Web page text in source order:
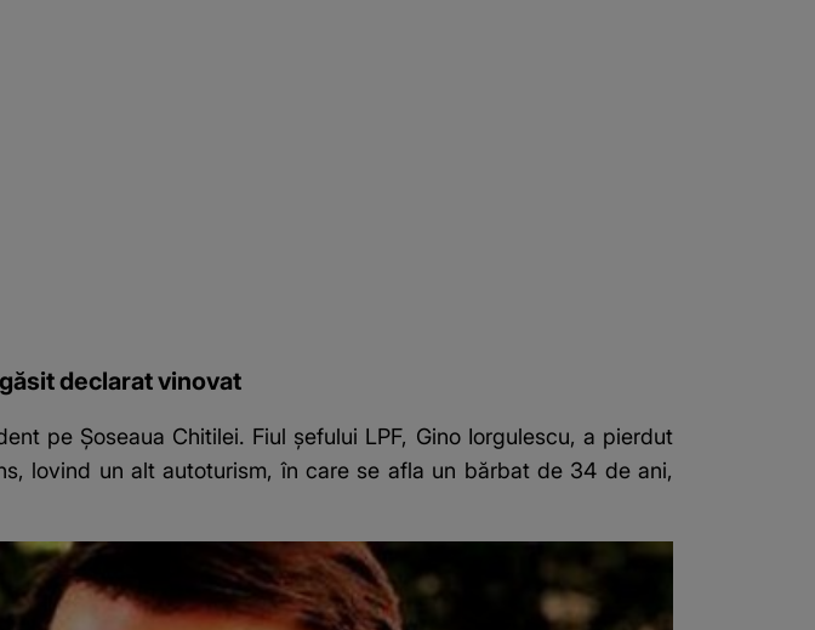
declarat vinovat
pe Șoseaua Chitilei. Fiul șefului LPF, Gino Iorgulescu, a pierdut
lovind un alt autoturism, în care se afla un bărbat de 34 de ani,